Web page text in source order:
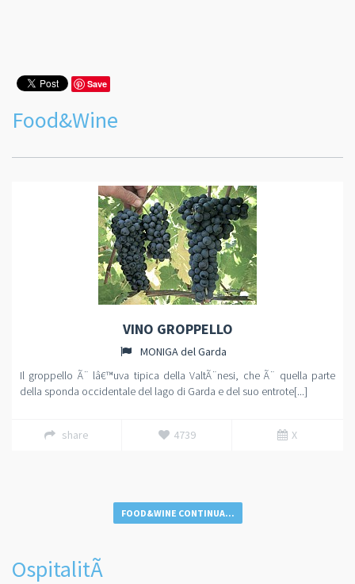
Save
Food&Wine
VINO GROPPELLO
MONIGA del Garda
Il groppello Ã¨ lâ€™uva tipica della ValtÃ¨nesi, che Ã¨ quella parte
della sponda occidentale del lago di Garda e del suo entrote[...]
share 4739 X
FOOD&WINE CONTINUA...
OspitalitÃ